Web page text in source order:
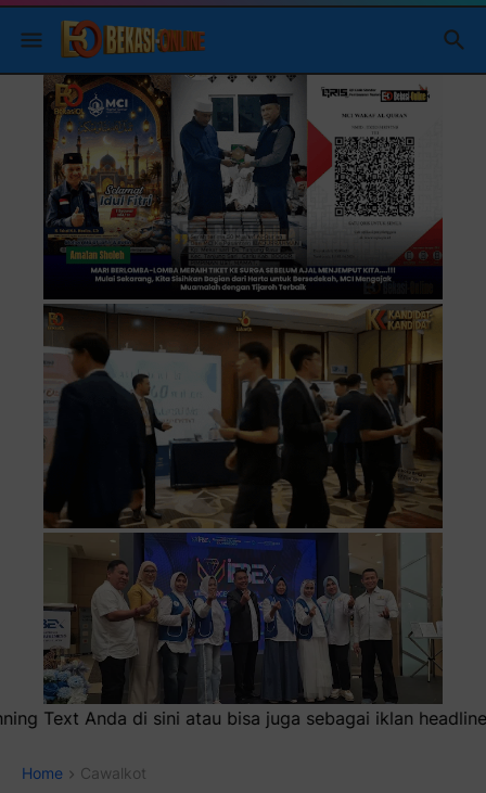
sebagai iklan headliner di atas (600x100)px
Home Cawalkot